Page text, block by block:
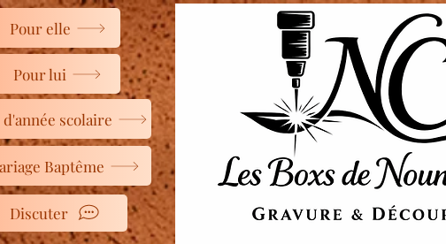
Pour elle
Pour lui
scolaire
Baptême
Discuter